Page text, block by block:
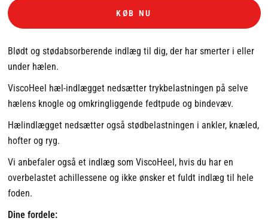
KØB NU
Blødt og stødabsorberende indlæg til dig, der har smerter i eller
under hælen.
ViscoHeel hæl-indlægget nedsætter trykbelastningen på selve
hælens knogle og omkringliggende fedtpude og bindevæv.
Hælindlægget nedsætter også stødbelastningen i ankler, knæled,
hofter og ryg.
Vi anbefaler også et indlæg som ViscoHeel, hvis du har en
overbelastet achillessene og ikke ønsker et fuldt indlæg til hele
foden.
Dine fordele: